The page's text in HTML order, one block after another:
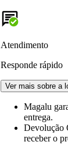
Atendimento
Responde rápido
Ver mais sobre a
Magalu
entrega.
Devolução
receber o